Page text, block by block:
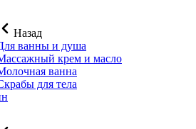
Назад
ванны и душа
крем и масло
ванна
для тела